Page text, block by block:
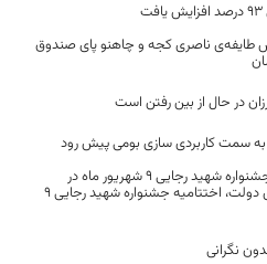
طایفه‌ی ناصری کجه و چاهنو پای صندوق
در حال از بین رفتن است
سمت کاربردی سازی بومی پیش رود
همزمان با هفته ی دولت، اختتامیه جشنواره شهید رجایی 9 شهریور ماه در
بیرجند برگزار می شودهمزمان با هفته ی دولت، اختتامیه جشنواره شهید رجایی 9
نگرانی